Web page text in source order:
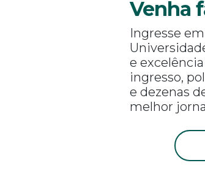
Venha
Ingresse
e
ingresso,
e dezenas
melhor